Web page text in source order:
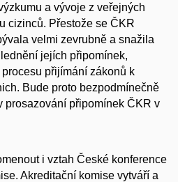
a vývoje z veřejných
cizinců. Přestože se ČKR
velmi zevrubně a snažila
jejích připomínek,
přijímání zákonů k
Bude proto bezpodmínečně
prosazování připomínek ČKR v
i vztah České konference
Akreditační komise vytváří a